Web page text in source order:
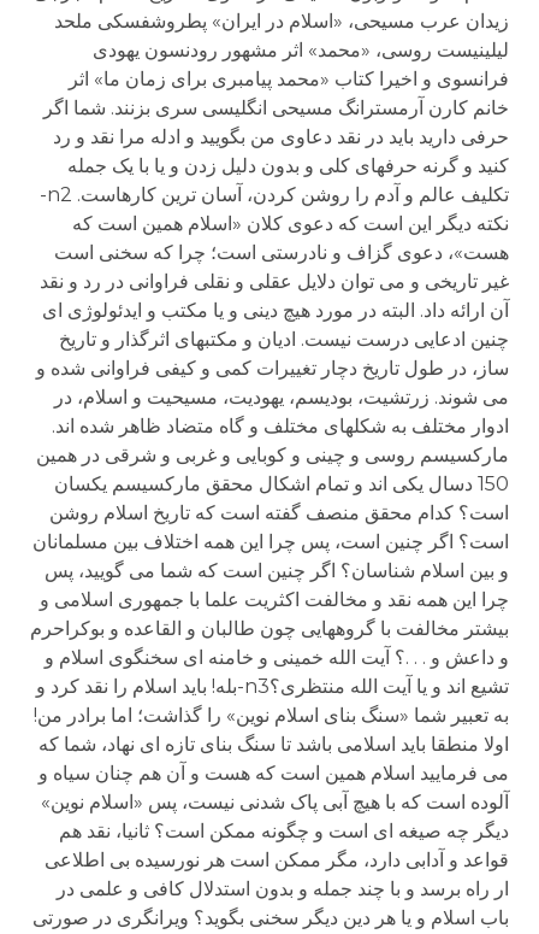
زیدان عرب مسیحی، «اسلام در ایران» پطروشفسکی ملحد
لیلینیست روسی، «محمد» اثر مشهور رودنسون یهودی
فرانسوی و اخیرا کتاب «محمد پیامبری برای زمان ما» اثر
خانم کارن آرمسترانگ مسیحی انگلیسی سری بزنند. شما اگر
حرفی دارید باید در نقد دعاوی من بگویید و ادله مرا نقد و رد
کنید و گرنه حرفهای کلی و بدون دلیل زدن و یا با یک جمله
تکلیف عالم و آدم را روشن کردن، آسان ترین کارهاست. n2-
نکته دیگر این است که دعوی کلان «اسلام همین است که
هست»، دعوی گزاف و نادرستی است؛ چرا که سخنی است
غیر تاریخی و می توان دلایل عقلی و نقلی فراوانی در رد و نقد
آن ارائه داد. البته در مورد هیچ دینی و یا مکتب و ایدئولوژی ای
چنین ادعایی درست نیست. ادیان و مکتبهای اثرگذار و تاریخ
ساز، در طول تاریخ دچار تغییرات کمی و کیفی فراوانی شده و
می شوند. زرتشیت، بودیسم، یهودیت، مسیحیت و اسلام، در
ادوار مختلف به شکلهای مختلف و گاه متضاد ظاهر شده اند.
مارکسیسم روسی و چینی و کوبایی و غربی و شرقی در همین
150 دسال یکی اند و تمام اشکال محقق مارکسیسم یکسان
است؟ کدام محقق منصف گفته است که تاریخ اسلام روشن
است؟ اگر چنین است، پس چرا این همه اختلاف بین مسلمانان
و بین اسلام شناسان؟ اگر چنین است که شما می گویید، پس
چرا این همه نقد و مخالفت اکثریت علما با جمهوری اسلامی و
بیشتر مخالفت با گروههایی چون طالبان و القاعده و بوکراحرم
و داعش و . . .؟ آیت الله خمینی و خامنه ای سخنگوی اسلام و
تشیع اند و یا آیت الله منتظری؟n3-بله! باید اسلام را نقد کرد و
به تعبیر شما «سنگ بنای اسلام نوین» را گذاشت؛ اما برادر من!
اولا منطقا باید اسلامی باشد تا سنگ بنای تازه ای نهاد، شما که
می فرمایید اسلام همین است که هست و آن هم چنان سیاه و
آلوده است که با هیچ آبی پاک شدنی نیست، پس «اسلام نوین»
دیگر چه صیغه ای است و چگونه ممکن است؟ ثانیا، نقد هم
قواعد و آدابی دارد، مگر ممکن است هر نورسیده بی اطلاعی
ار راه برسد و با چند جمله و بدون استدلال کافی و علمی در
باب اسلام و یا هر دین دیگر سخنی بگوید؟ ویرانگری در صورتی